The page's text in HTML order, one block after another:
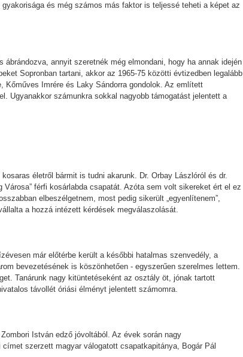
és még számos más faktor is teljessé teheti a képet az
annyit szeretnék még elmondani, hogy ha annak idején
Sopronban tartani, akkor az 1965-75 közötti évtizedben legalább
Kőműves Imrére és Laky Sándorra gondolok. Az említett
Ugyanakkor számunkra sokkal nagyobb támogatást jelentett a
életről bármit is tudni akarunk. Dr. Orbay Lászlóról és dr.
férfi kosárlabda csapatát. Azóta sem volt sikereket ért el ez
elbeszélgetnem, most pedig sikerült „egyenlítenem”,
a hozzá intézett kérdések megválaszolását.
már előtérbe került a későbbi hatalmas szenvedély, a
bevezetésének is köszönhetően - egyszerűen szerelmes lettem.
Tanárunk nagy kitüntetéseként az osztály öt, jónak tartott
távollét óriási élményt jelentett számomra.
István edző jóvoltából. Az évek során nagy
szerzett magyar válogatott csapatkapitánya, Bogár Pál